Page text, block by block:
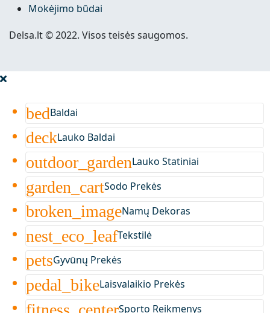
Mokėjimo būdai
Delsa.lt © 2022. Visos teisės saugomos.
bedBaldai
deckLauko Baldai
outdoor_gardenLauko Statiniai
garden_cartSodo Prekės
broken_imageNamų Dekoras
nest_eco_leafTekstilė
petsGyvūnų Prekės
pedal_bikeLaisvalaikio Prekės
Sporto Reikmenys